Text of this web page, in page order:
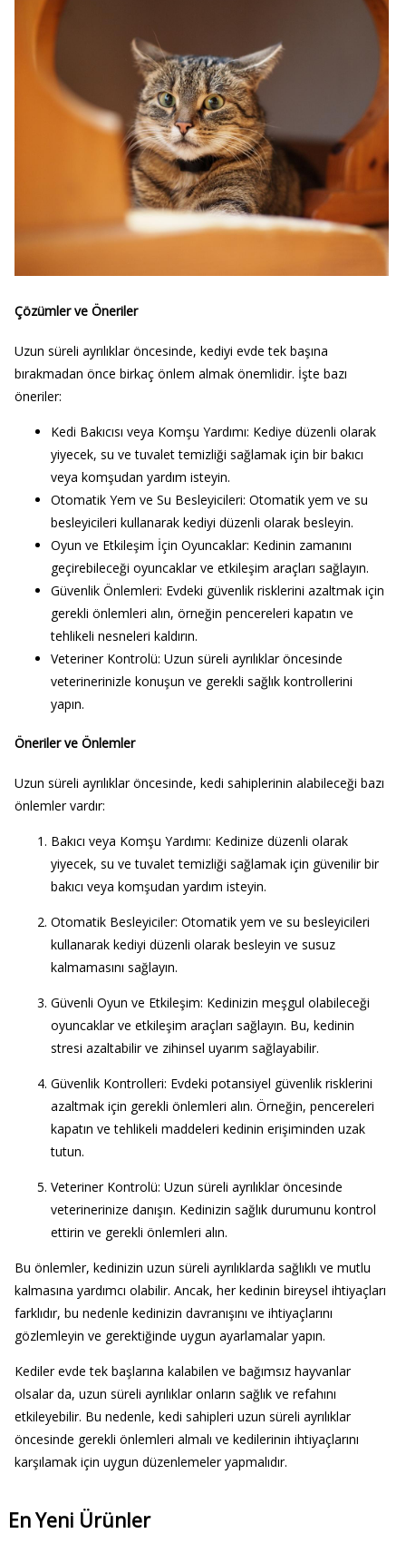
Çözümler ve Öneriler
Uzun süreli ayrılıklar öncesinde, kediyi evde tek başına
bırakmadan önce birkaç önlem almak önemlidir. İşte bazı
öneriler:
Kedi Bakıcısı veya Komşu Yardımı: Kediye düzenli olarak
yiyecek, su ve tuvalet temizliği sağlamak için bir bakıcı
veya komşudan yardım isteyin.
Otomatik Yem ve Su Besleyicileri: Otomatik yem ve su
besleyicileri kullanarak kediyi düzenli olarak besleyin.
Oyun ve Etkileşim İçin Oyuncaklar: Kedinin zamanını
geçirebileceği oyuncaklar ve etkileşim araçları sağlayın.
Güvenlik Önlemleri: Evdeki güvenlik risklerini azaltmak için
gerekli önlemleri alın, örneğin pencereleri kapatın ve
tehlikeli nesneleri kaldırın.
Veteriner Kontrolü: Uzun süreli ayrılıklar öncesinde
veterinerinizle konuşun ve gerekli sağlık kontrollerini
yapın.
Öneriler ve Önlemler
Uzun süreli ayrılıklar öncesinde, kedi sahiplerinin alabileceği bazı
önlemler vardır:
Bakıcı veya Komşu Yardımı: Kedinize düzenli olarak
yiyecek, su ve tuvalet temizliği sağlamak için güvenilir bir
bakıcı veya komşudan yardım isteyin.
Otomatik Besleyiciler: Otomatik yem ve su besleyicileri
kullanarak kediyi düzenli olarak besleyin ve susuz
kalmamasını sağlayın.
Güvenli Oyun ve Etkileşim: Kedinizin meşgul olabileceği
oyuncaklar ve etkileşim araçları sağlayın. Bu, kedinin
stresi azaltabilir ve zihinsel uyarım sağlayabilir.
Güvenlik Kontrolleri: Evdeki potansiyel güvenlik risklerini
azaltmak için gerekli önlemleri alın. Örneğin, pencereleri
kapatın ve tehlikeli maddeleri kedinin erişiminden uzak
tutun.
Veteriner Kontrolü: Uzun süreli ayrılıklar öncesinde
veterinerinize danışın. Kedinizin sağlık durumunu kontrol
ettirin ve gerekli önlemleri alın.
Bu önlemler, kedinizin uzun süreli ayrılıklarda sağlıklı ve mutlu
kalmasına yardımcı olabilir. Ancak, her kedinin bireysel ihtiyaçları
farklıdır, bu nedenle kedinizin davranışını ve ihtiyaçlarını
gözlemleyin ve gerektiğinde uygun ayarlamalar yapın.
Kediler evde tek başlarına kalabilen ve bağımsız hayvanlar
olsalar da, uzun süreli ayrılıklar onların sağlık ve refahını
etkileyebilir. Bu nedenle, kedi sahipleri uzun süreli ayrılıklar
öncesinde gerekli önlemleri almalı ve kedilerinin ihtiyaçlarını
karşılamak için uygun düzenlemeler yapmalıdır.
En Yeni Ürünler